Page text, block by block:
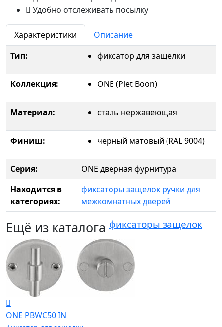
Удобно отслеживать посылку
Характеристики
Описание
Тип:
фиксатор для защелки
Коллекция: ONE (Piet Boon)
Материал: сталь нержавеющая
Финиш: черный матовый (RAL 9004)
Серия:
ONE дверная фурнитура
Находится в
категориях:
фиксаторы защелок ручки для
межкомнатных дверей
Ещё из каталога фиксаторы защелок
ONE PBWC50 IN